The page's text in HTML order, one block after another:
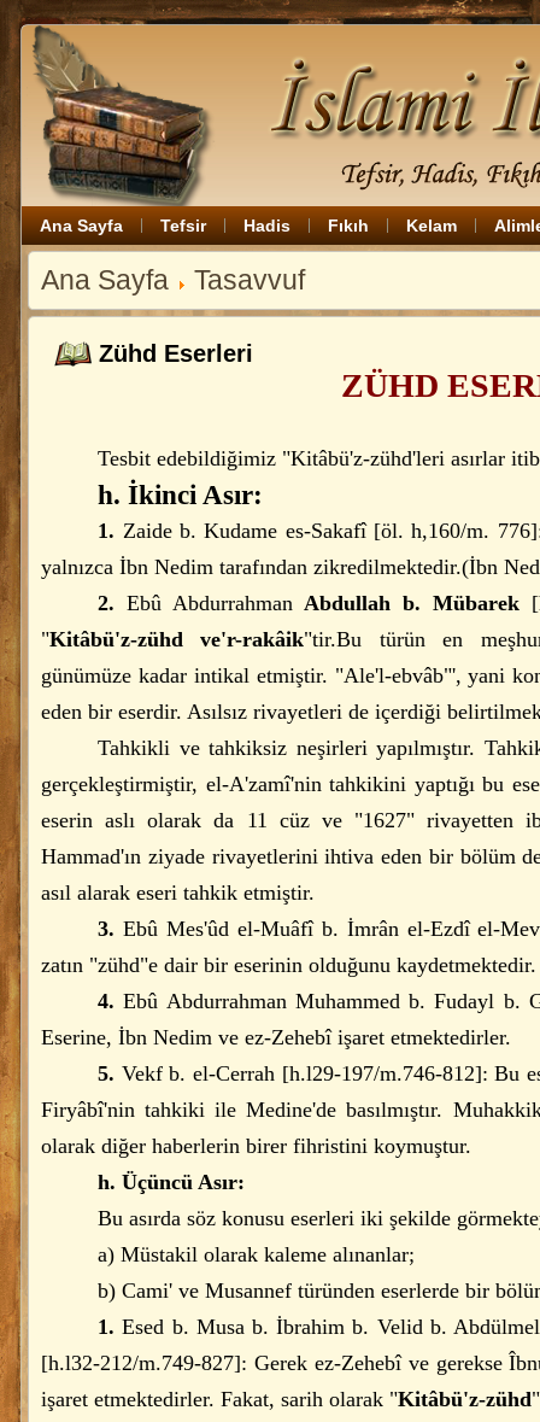
Ana Sayfa Tefsir Hadis Fıkıh Kelam
Ana Sayfa Tasavvuf
Zühd Eserleri
ZÜHD
Tesbit edebildiğimiz "Kitâbü'z-zühd'leri asırlar
h. İkinci Asır:
1. Zaide b. Kudame es-Sakafî [öl. h,160/m.
yalnızca İbn Nedim tarafından zikredilmektedir.(İbn
2. Ebû AbdurrahmanAbdullah b. Mübarek
"Kitâbü'z-zühd ve'r-rakâik"tir.Bu türün en
günümüze kadar intikal etmiştir. "Ale'l-ebvâb"', yani
eden bir eserdir. Asılsız rivayetleri de içerdiği
Tahkikli ve tahkiksiz neşirleri yapılmıştır.
gerçekleştirmiştir, el-A'zamî'nin tahkikini yaptığı bu
eserin aslı olarak da 11 cüz ve "1627" rivayetten
Hammad'ın ziyade rivayetlerini ihtiva eden bir bölüm
asıl alarak eseri tahkik etmiştir.
3. Ebû Mes'ûd el-Muâfî b. İmrân el-Ezdî el-
zatın "zühd"e dair bir eserinin olduğunu kaydetmektedir.
4. Ebû Abdurrahman Muhammed b. Fudayl b.
Eserine, İbn Nedim ve ez-Zehebî işaret etmektedirler.
5. Vekf b. el-Cerrah [h.l29-197/m.746-812]: Bu
Firyâbî'nin tahkiki ile Medine'de basılmıştır.
olarak diğer haberlerin birer fihristini koymuştur.
h. Üçüncü Asır:
Bu asırda söz konusu eserleri iki şekilde
a) Müstakil olarak kaleme alınanlar;
b) Cami' ve Musannef türünden eserlerde bir
1. Esed b. Musa b. İbrahim b. Velid b.
[h.l32-212/m.749-827]: Gerek ez-Zehebî ve gerekse
işaret etmektedirler. Fakat, sarih olarak "Kitâbü'z-zühd